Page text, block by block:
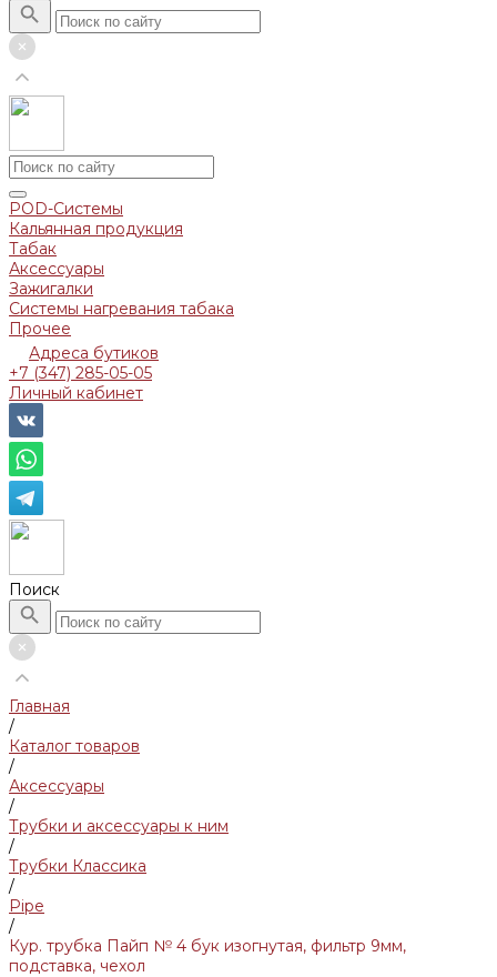
POD-Системы
Кальянная продукция
Табак
Аксессуары
Зажигалки
Системы нагревания табака
Прочее
Адреса бутиков
+7 (347) 285-05-05
Личный кабинет
Поиск
Главная
/
Каталог товаров
/
Аксессуары
/
Трубки и аксессуары к ним
/
Трубки Классика
/
Pipe
/
Кур. трубка Пайп № 4 бук изогнутая, фильтр 9мм,
подставка, чехол